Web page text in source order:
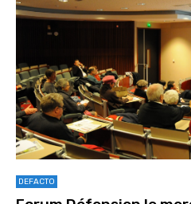
DEFACTO